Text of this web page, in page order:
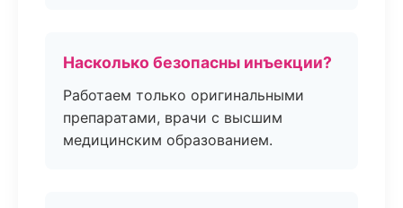
Насколько безопасны инъекции?
Работаем только оригинальными
препаратами, врачи с высшим
медицинским образованием.